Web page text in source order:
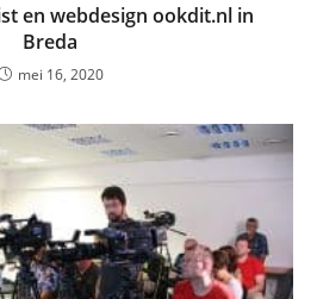
en webdesign ookdit.nl in
Breda
mei 16, 2020